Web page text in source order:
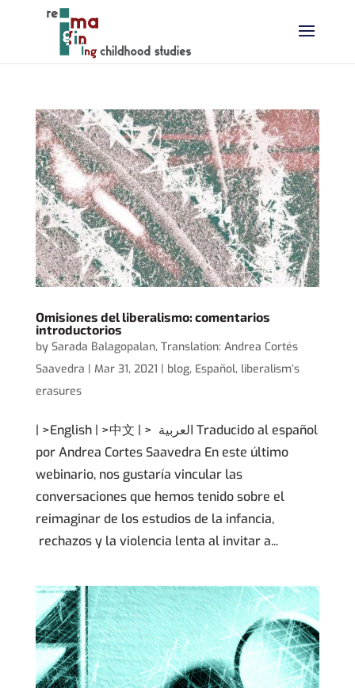
Omisiones del liberalismo: comentarios
introductorios
by Sarada Balagopalan, Translation: Andrea Cortés
Saavedra | Mar 31, 2021 | blog, Español, liberalism’s
erasures
| >English | >中文 | > العربية Traducido al español
por Andrea Cortes Saavedra En este último
webinario, nos gustaría vincular las
conversaciones que hemos tenido sobre el
reimaginar de los estudios de la infancia,
rechazos y la violencia lenta al invitar a...